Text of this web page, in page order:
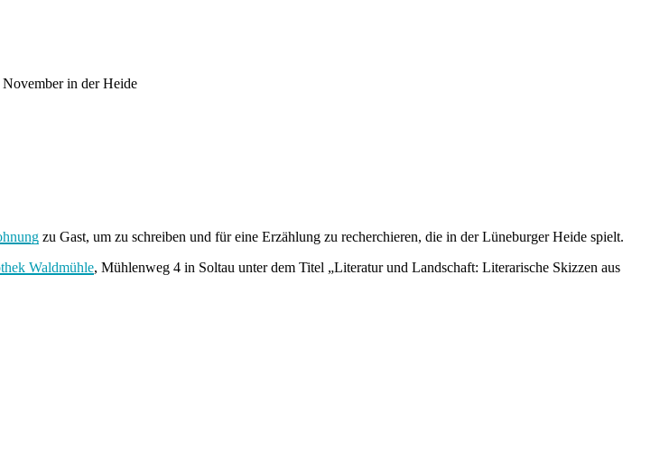
in der Heide
zu Gast, um zu schreiben und für eine Erzählung zu recherchieren, die in der Lüneburger Heide spielt.
Waldmühle, Mühlenweg 4 in Soltau unter dem Titel „Literatur und Landschaft: Literarische Skizzen aus